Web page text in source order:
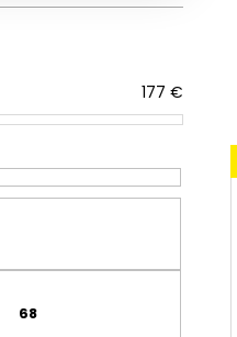
177 €
68